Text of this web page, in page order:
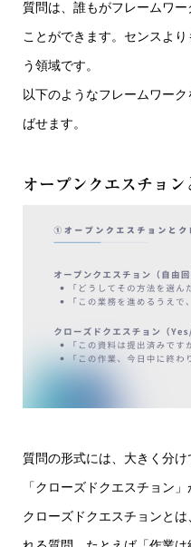
質問は、誰もがフレームワ
ことができます。センスよ
う領域です。
以下のようなフレームワー
ばせます。
オープンクエスチョ
質問の形式には、大きく分
「クローズドクエスチョン」
クローズドクエスチョンと